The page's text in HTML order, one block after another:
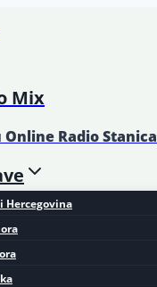
Mix
Online Radio Stanica
Hercegovina